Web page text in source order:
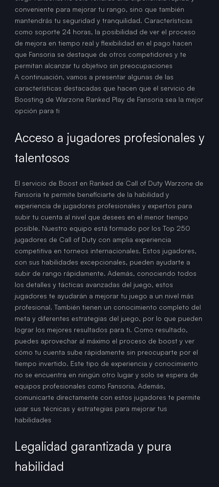
conveniente para mejorar tu rango, sino que también
mantendrás tu seguridad y tranquilidad. Características
como soporte 24 horas, la posibilidad de ver el proceso
de mejora en tiempo real y flexibilidad en el pago hacen
que Fansoria se destaque de otros competidores y te
permitan alcanzar tu objetivo sin preocupaciones
A continuación, vamos a presentar algunas de las
características destacadas que hacen que el servicio de
Boosting de Warzone Ranked Play de Fansoria sea la mejor
opción para ti
Acceso a jugadores profesionales y
talentosos
El servicio de Boost en Ranked de Call of Duty Warzone de
Fansoria te permite beneficiarte de la habilidad y
experiencia de jugadores profesionales y expertos para
subir tu cuenta al nivel que desees en el menor tiempo
posible. Nuestro equipo está formado por los Top 250
jugadores de Call of Duty con amplia experiencia
competitiva en torneos internacionales. Estos jugadores,
con sus habilidades excepcionales, pueden ayudarte a
subir de rango rápidamente. Además, conociendo todos
los detalles y tácticas avanzadas del juego, estos
jugadores te ayudarán a mejorar tu juego a un nivel más
profesional. También tienen un conocimiento completo del
meta y diferentes estrategias del juego, por lo que pueden
lograr los mejores resultados para ti. Como resultado,
puedes aprovechar al máximo el proceso de boost y ver
cómo tu cuenta sube rápidamente sin preocuparte por el
tiempo invertido. Este tipo de experiencia y conocimiento
no se encuentra en ningún otro lugar y solo se espera de
equipos profesionales como Fansoria. Además,
comunicarte directamente con estos jugadores te permite
usar sus técnicas y estrategias para mejorar tus
habilidades
Legalidad garantizada y pura
habilidad